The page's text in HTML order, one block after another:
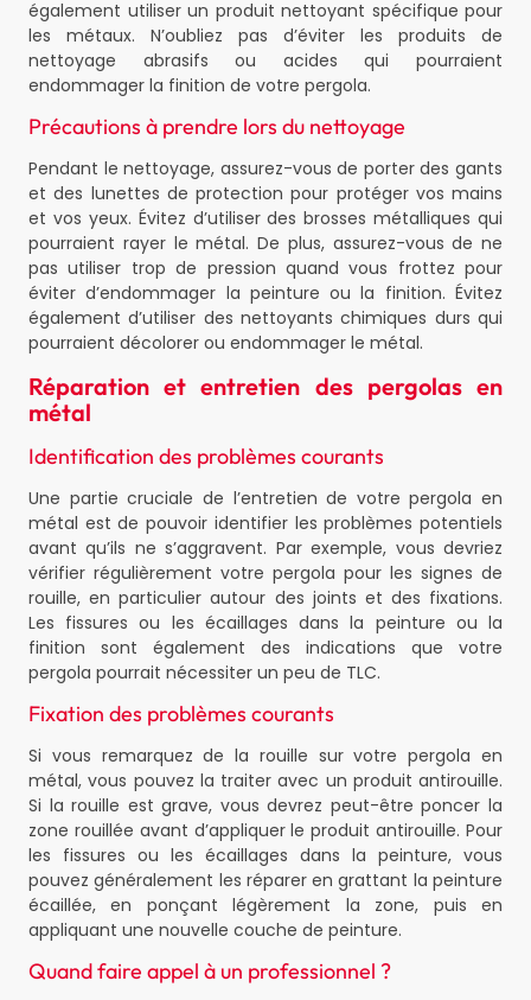
également utiliser un produit nettoyant spécifique pour
les métaux. N’oubliez pas d’éviter les produits de
nettoyage abrasifs ou acides qui pourraient
endommager la finition de votre pergola.
Précautions à prendre lors du nettoyage
Pendant le nettoyage, assurez-vous de porter des gants
et des lunettes de protection pour protéger vos mains
et vos yeux. Évitez d’utiliser des brosses métalliques qui
pourraient rayer le métal. De plus, assurez-vous de ne
pas utiliser trop de pression quand vous frottez pour
éviter d’endommager la peinture ou la finition. Évitez
également d’utiliser des nettoyants chimiques durs qui
pourraient décolorer ou endommager le métal.
Réparation et entretien des pergolas en
métal
Identification des problèmes courants
Une partie cruciale de l’entretien de votre pergola en
métal est de pouvoir identifier les problèmes potentiels
avant qu’ils ne s’aggravent. Par exemple, vous devriez
vérifier régulièrement votre pergola pour les signes de
rouille, en particulier autour des joints et des fixations.
Les fissures ou les écaillages dans la peinture ou la
finition sont également des indications que votre
pergola pourrait nécessiter un peu de TLC.
Fixation des problèmes courants
Si vous remarquez de la rouille sur votre pergola en
métal, vous pouvez la traiter avec un produit antirouille.
Si la rouille est grave, vous devrez peut-être poncer la
zone rouillée avant d’appliquer le produit antirouille. Pour
les fissures ou les écaillages dans la peinture, vous
pouvez généralement les réparer en grattant la peinture
écaillée, en ponçant légèrement la zone, puis en
appliquant une nouvelle couche de peinture.
Quand faire appel à un professionnel ?